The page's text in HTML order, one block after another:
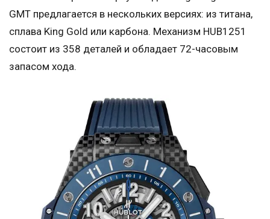
GMT предлагается в нескольких версиях: из титана,
сплава King Gold или карбона. Механизм HUB1251
состоит из 358 деталей и обладает 72-часовым
запасом хода.